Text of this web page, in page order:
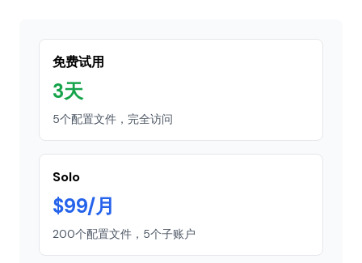
免费试用
3天
5个配置文件，完全访问
Solo
$99/月
200个配置文件，5个子账户